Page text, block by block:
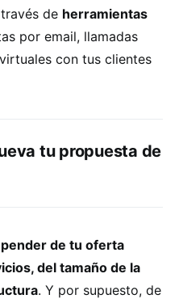
de herramientas
por email, llamadas
con tus clientes
tu propuesta de
de tu oferta
del tamaño de la
. Y por supuesto, de